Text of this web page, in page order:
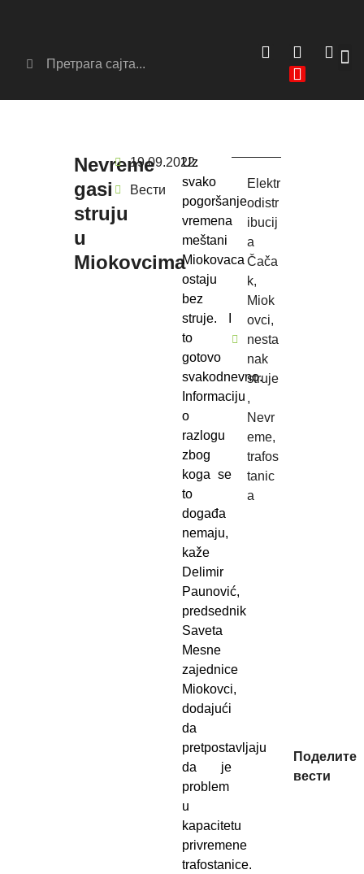
Nevreme
gasi
struju
u
Miokovcima
19.09.2022.
Вести
Uz
svako
pogoršanje
vremena
meštani
Miokovaca
ostaju
bez
struje. I
to
gotovo
svakodnevno.
Informaciju
o
razlogu
zbog
koga se
to
događa
nemaju,
kaže
Delimir
Paunović,
predsednik
Saveta
Mesne
zajednice
Miokovci,
dodajući
da
pretpostavljaju
da je
problem
u
kapacitetu
privremene
trafostanice.
Elektr
odistr
ibucij
a
Čača
k,
Miok
ovci,
nesta
nak
struje
,
Nevr
eme,
trafos
tanic
a
Поделите
вести